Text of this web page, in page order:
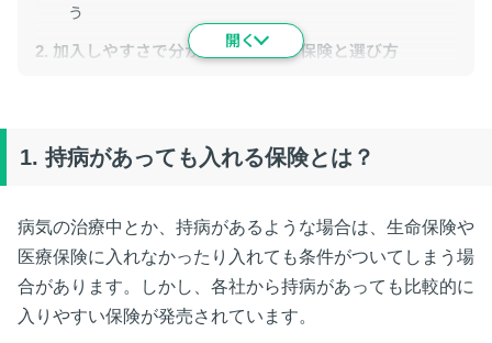
う
2. 加入しやすさで分かれる３種類の保険と選び方
2-4.３種類の保険の告知内容と保障の制限
3-1.きちんと持病の治療を受ける
3-2.正しく、詳しく告知する
3-3.複数の保険会社に申し込む
4. まとめ：持病あるなら、あせらずゆっくり保険を選ぶ
1. 持病があっても入れる保険とは？
病気の治療中とか、持病があるような場合は、生命保険や
医療保険に入れなかったり入れても条件がついてしまう場
合があります。しかし、各社から持病があっても比較的に
入りやすい保険が発売されています。